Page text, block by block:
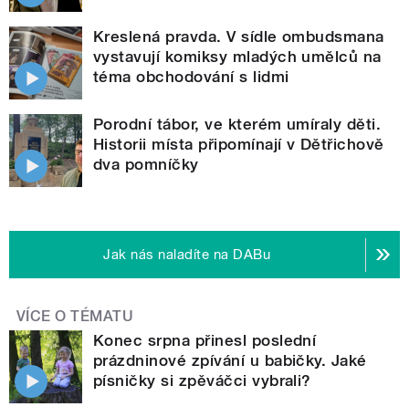
Kreslená pravda. V sídle ombudsmana
vystavují komiksy mladých umělců na
téma obchodování s lidmi
Porodní tábor, ve kterém umíraly děti.
Historii místa připomínají v Dětřichově
dva pomníčky
Jak nás naladíte na DABu
VÍCE O TÉMATU
Konec srpna přinesl poslední
prázdninové zpívání u babičky. Jaké
písničky si zpěváčci vybrali?